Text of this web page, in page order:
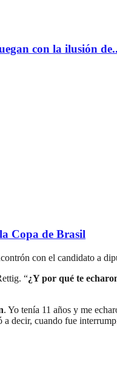
con la ilusión
Copa de Brasil
con el candidato a
“¿Y por qué te
. Yo tenía 11 años y me
decir, cuando fue